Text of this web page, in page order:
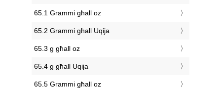
65.1 Grammi għall oz
65.2 Grammi għall Uqija
65.3 g għall oz
65.4 g għall Uqija
65.5 Grammi għall oz